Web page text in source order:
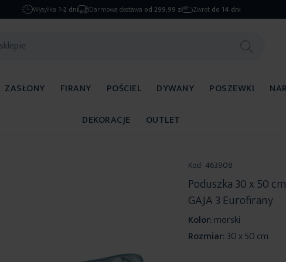
Wysyłka 1-2 dni Darmowa dostawa od 299,99 zł Zwrot do 14 dni
ZASŁONY FIRANY POŚCIEL DYWANY POSZEWKI
DEKORACJE
OUTLET
Kod: 463908
Poduszka 30 x 50
GAJA 3 Eurofirany
Kolor:morski
Rozmiar:30 x 50 cm